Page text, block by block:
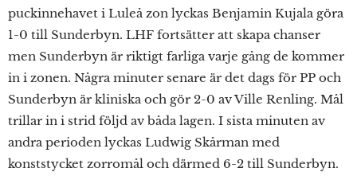
puckinnehavet i Luleå zon lyckas Benjamin Kujala göra
1-0 till Sunderbyn. LHF fortsätter att skapa chanser
men Sunderbyn är riktigt farliga varje gång de kommer
in i zonen. Några minuter senare är det dags för PP och
Sunderbyn är kliniska och gör 2-0 av Ville Renling. Mål
trillar in i strid följd av båda lagen. I sista minuten av
andra perioden lyckas Ludwig Skårman med
konststycket zorromål och därmed 6-2 till Sunderbyn.